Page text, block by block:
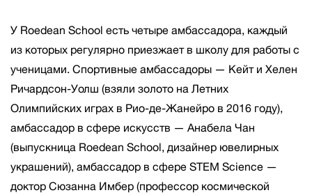
У Roedean School есть четыре амбассадора, каждый
из которых регулярно приезжает в школу для работы с
ученицами. Спортивные амбассадоры — Кейт и Хелен
Ричардсон-Уолш (взяли золото на Летних
Олимпийских играх в Рио-де-Жанейро в 2016 году),
амбассадор в сфере искусств — Анабела Чан
(выпускница Roedean School, дизайнер ювелирных
украшений), амбассадор в сфере STEM Science —
доктор Сюзанна Имбер (профессор космической